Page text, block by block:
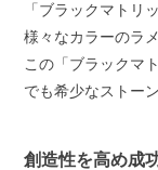
「ブラックマトリ
様々なカラーのラ
この「ブラックマ
でも希少なストー
創造性を高め成